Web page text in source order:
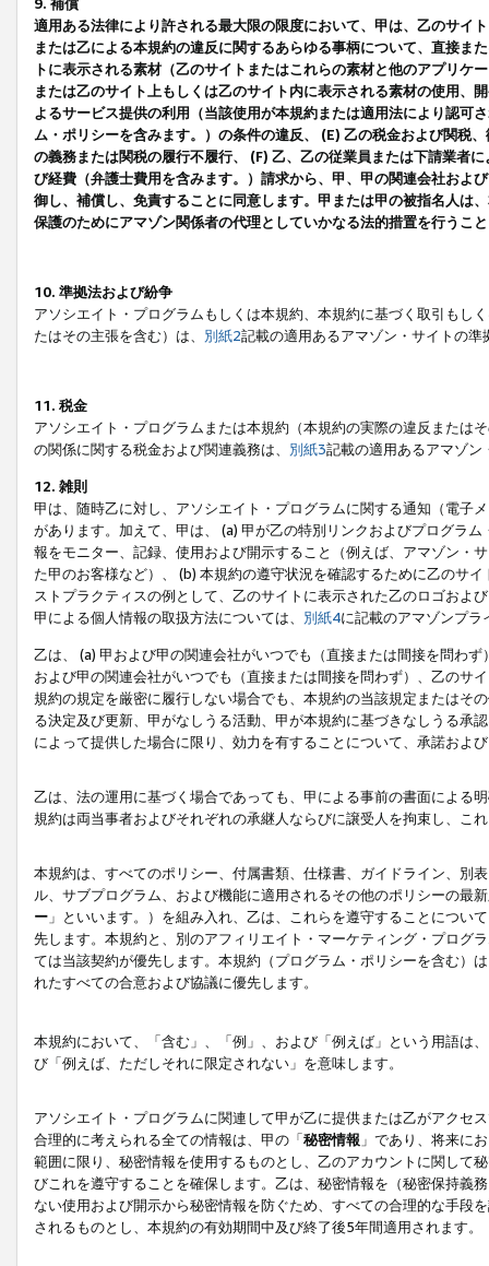
9. 補償
適用ある法律により許される最大限の限度において、甲は、乙のサイ
または乙による本規約の違反に関するあらゆる事柄について、直接ま
トに表示される素材（乙のサイトまたはこれらの素材と他のアプリ
または乙のサイト上もしくは乙のサイト内に表示される素材の使用、
よるサービス提供の利用（当該使用が本規約または適用法により認可
ム・ポリシーを含みます。）の条件の違反、 (E) 乙の税金および関税
の義務または関税の履行不履行、 (F) 乙、乙の従業員または下請業者
び経費（弁護士費用を含みます。）請求から、甲、甲の関連会社およ
御し、補償し、免責することに同意します。甲または甲の被指名人は
保護のためにアマゾン関係者の代理としていかなる法的措置を行うこ
10. 準拠法および紛争
アソシエイト・プログラムもしくは本規約、本規約に基づく取引もし
たはその主張を含む）は、 別紙2記載の適用あるアマゾン・サイトの
11. 税金
アソシエイト・プログラムまたは本規約（本規約の実際の違反または
の関係に関する税金および関連義務は、 別紙3記載の適用あるアマゾン
12. 雑則
甲は、随時乙に対し、アソシエイト・プログラムに関する通知（電子
があります。加えて、甲は、 (a) 甲が乙の特別リンクおよびプログラ
報をモニター、記録、使用および開示すること（例えば、アマゾン・
た甲のお客様など）、 (b) 本規約の遵守状況を確認するために乙のサ
ストプラクティスの例として、乙のサイトに表示された乙のロゴおよ
甲による個人情報の取扱方法については、 別紙4に記載のアマゾンプ
乙は、 (a) 甲および甲の関連会社がいつでも（直接または間接を問わ
および甲の関連会社がいつでも（直接または間接を問わず）、乙のサ
規約の規定を厳密に履行しない場合でも、本規約の当該規定またはそ
る決定及び更新、甲がなしうる活動、甲が本規約に基づきなしうる承
によって提供した場合に限り、効力を有することについて、承諾およ
乙は、法の運用に基づく場合であっても、甲による事前の書面による
規約は両当事者およびそれぞれの承継人ならびに譲受人を拘束し、こ
本規約は、すべてのポリシー、付属書類、仕様書、ガイドライン、別
ル、サブプログラム、および機能に適用されるその他のポリシーの最
ー 」といいます。）を組み入れ、乙は、これらを遵守することにつ
先します。本規約と、別のアフィリエイト・マーケティング・プログ
ては当該契約が優先します。本規約（プログラム・ポリシーを含む）
れたすべての合意および協議に優先します。
本規約において、「含む」、「例」、および「例えば」という用語は
び「例えば、ただしそれに限定されない」を意味します。
アソシエイト・プログラムに関連して甲が乙に提供または乙がアクセ
合理的に考えられる全ての情報は、甲の「秘密情報 」であり、将来に
範囲に限り、秘密情報を使用するものとし、乙のアカウントに関して
びこれを遵守することを確保します。乙は、秘密情報を（秘密保持義
ない使用および開示から秘密情報を防ぐため、すべての合理的な手段
されるものとし、本規約の有効期間中及び終了後5年間適用されます。